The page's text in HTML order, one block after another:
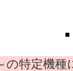
■
の特定機